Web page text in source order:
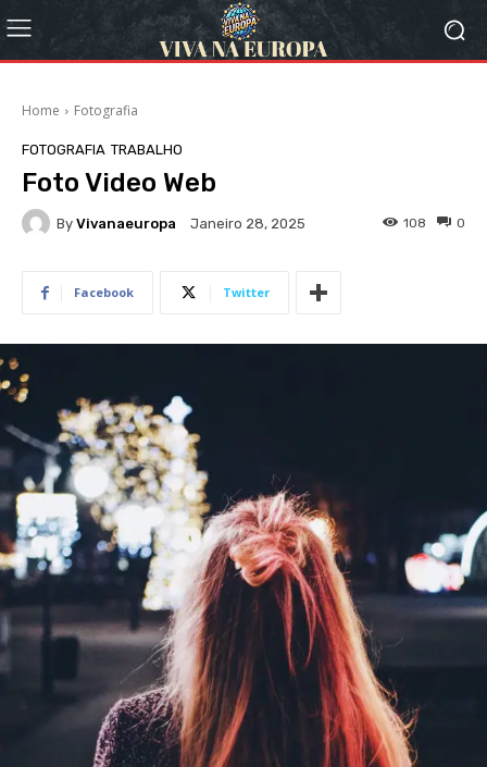
Home Fotografia
FOTOGRAFIA TRABALHO
Foto Video Web
By Vivanaeuropa Janeiro 28, 2025 0
108
Facebook Twitter